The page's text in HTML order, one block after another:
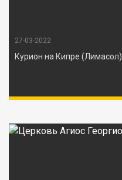
27-03-2022
Курион на Кипре (Лимасол)